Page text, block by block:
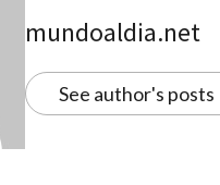
mundoaldia.net
See author's posts